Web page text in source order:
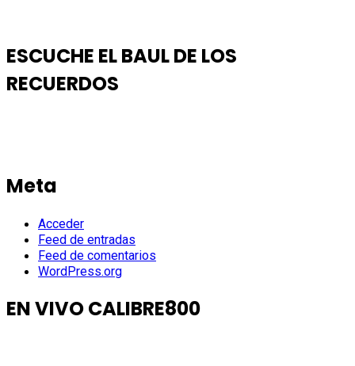
ESCUCHE EL BAUL DE LOS
RECUERDOS
Meta
Acceder
Feed de entradas
Feed de comentarios
WordPress.org
EN VIVO CALIBRE800